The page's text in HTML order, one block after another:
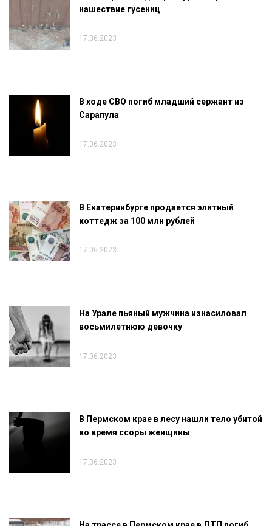
нашествие гусениц
17.06.2023
В ходе СВО погиб младший сержант из
Сарапула
17.06.2023
В Екатеринбурге продается элитный
коттедж за 100 млн рублей
17.06.2023
На Урале пьяный мужчина изнасиловал
восьмилетнюю девочку
17.06.2023
В Пермском крае в лесу нашли тело убитой
во время ссоры женщины
17.06.2023